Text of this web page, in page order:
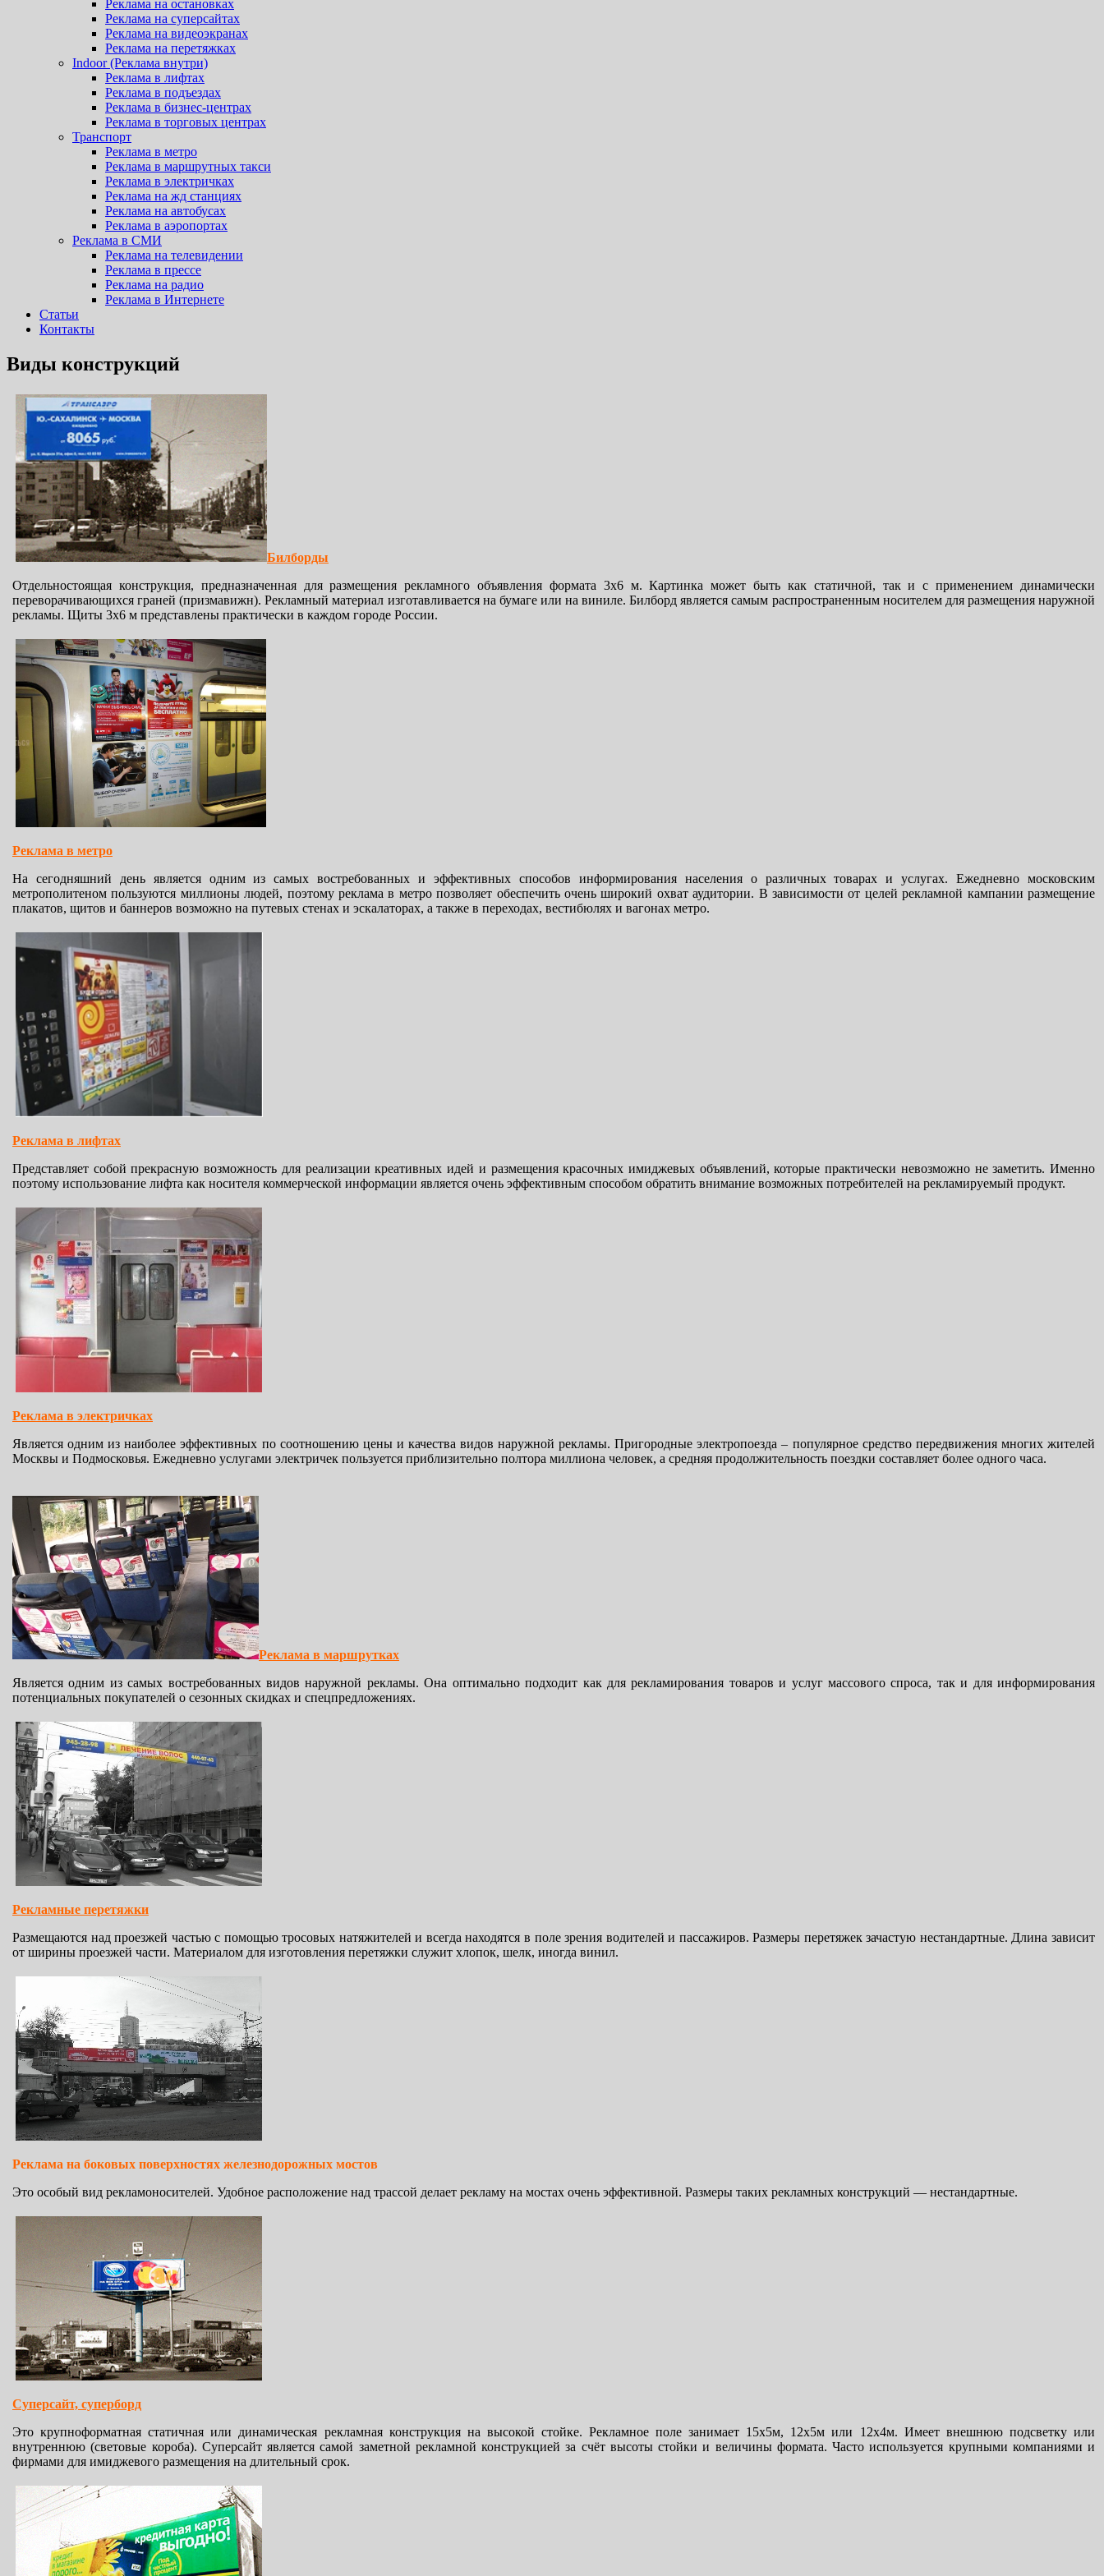
Реклама на остановках
Реклама на суперсайтах
Реклама на видеоэкранах
Реклама на перетяжках
Indoor (Реклама внутри)
Реклама в лифтах
Реклама в подъездах
Реклама в бизнес-центрах
Реклама в торговых центрах
Транспорт
Реклама в метро
Реклама в маршрутных такси
Реклама в электричках
Реклама на жд станциях
Реклама на автобусах
Реклама в аэропортах
Реклама в СМИ
Реклама на телевидении
Реклама в прессе
Реклама на радио
Реклама в Интернете
Статьи
Контакты
Виды конструкций
Билборды
Отдельностоящая конструкция, предназначенная для размещения рекламного объявления формата 3х6 м. Картинка может быть как статичной, так и с применением динамически
переворачивающихся граней (призмавижн). Рекламный материал изготавливается на бумаге или на виниле. Билборд является самым распространенным носителем для размещения наружной
рекламы. Щиты 3х6 м представлены практически в каждом городе России.
Реклама в метро
На сегодняшний день является одним из самых востребованных и эффективных способов информирования населения о различных товарах и услугах. Ежедневно московским
метрополитеном пользуются миллионы людей, поэтому реклама в метро позволяет обеспечить очень широкий охват аудитории. В зависимости от целей рекламной кампании размещение
плакатов, щитов и баннеров возможно на путевых стенах и эскалаторах, а также в переходах, вестибюлях и вагонах метро.
Реклама в лифтах
Представляет собой прекрасную возможность для реализации креативных идей и размещения красочных имиджевых объявлений, которые практически невозможно не заметить. Именно
поэтому использование лифта как носителя коммерческой информации является очень эффективным способом обратить внимание возможных потребителей на рекламируемый продукт.
Реклама в электричках
Является одним из наиболее эффективных по соотношению цены и качества видов наружной рекламы. Пригородные электропоезда – популярное средство передвижения многих жителей
Москвы и Подмосковья. Ежедневно услугами электричек пользуется приблизительно полтора миллиона человек, а средняя продолжительность поездки составляет более одного часа.
Реклама в маршрутках
Является одним из самых востребованных видов наружной рекламы. Она оптимально подходит как для рекламирования товаров и услуг массового спроса, так и для информирования
потенциальных покупателей о сезонных скидках и спецпредложениях.
Рекламные перетяжки
Размещаются над проезжей частью с помощью тросовых натяжителей и всегда находятся в поле зрения водителей и пассажиров. Размеры перетяжек зачастую нестандартные. Длина зависит
от ширины проезжей части. Материалом для изготовления перетяжки служит хлопок, шелк, иногда винил.
Реклама на боковых поверхностях железнодорожных мостов
Это особый вид рекламоносителей. Удобное расположение над трассой делает рекламу на мостах очень эффективной. Размеры таких рекламных конструкций — нестандартные.
Суперсайт, суперборд
Это крупноформатная статичная или динамическая рекламная конструкция на высокой стойке. Рекламное поле занимает 15х5м, 12х5м или 12х4м. Имеет внешнюю подсветку или
внутреннюю (световые короба). Суперсайт является самой заметной рекламной конструкцией за счёт высоты стойки и величины формата. Часто используется крупными компаниями и
фирмами для имиджевого размещения на длительный срок.